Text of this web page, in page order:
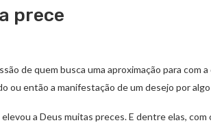
prece
de quem busca uma aproximação para
ou então a manifestação de um desejo por
a Deus muitas preces. E dentre elas,